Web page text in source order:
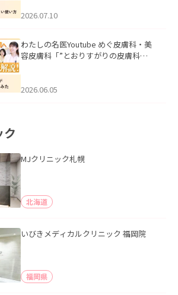
た。
2026.07.10
わたしの名医Youtube めぐ皮膚科・美
容皮膚科「”とおりすがりの皮膚科
2026.06.05
ク
MJクリニック札幌
北海道
いびきメディカルクリニック 福岡院
福岡県